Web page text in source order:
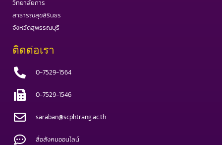
วิทยาลัยการ
สาธารณสุขสิรินธร
จังหวัดสุพรรณบุรี
ติดต่อเรา
0-7529-1564
0-7529-1546
saraban@scphtrang.ac.th
สื่อสังคมออนไลน์